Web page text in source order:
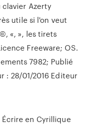
clavier Azerty
utile si l'on veut
«, », les tirets
Freeware; OS.
7982; Publié
: 28/01/2016 Editeur
Écrire en Cyrillique